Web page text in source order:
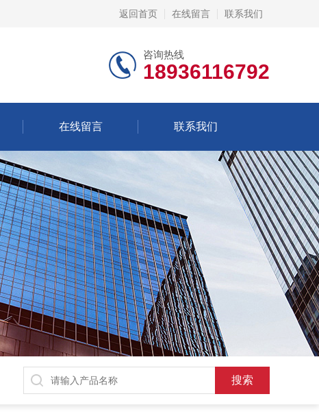
返回首页 在线留言 联系我们
咨询热线
18936116792
在线留言 联系我们